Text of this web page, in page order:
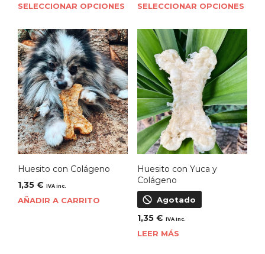
SELECCIONAR OPCIONES SELECCIONAR OPCIONES
Huesito con Colágeno
1,35 € IVA inc.
AÑADIR A CARRITO
Huesito con Yuca y
Colágeno
Agotado
1,35 € IVA inc.
LEER MÁS